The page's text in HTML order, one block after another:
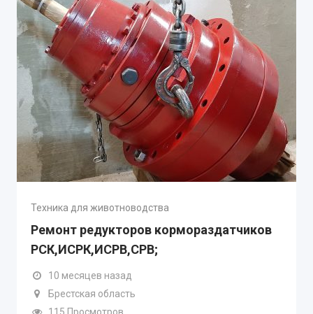
Техника для животноводства
Ремонт редукторов кормораздатчиков
РСК,ИСРК,ИСРВ,СРВ;
10 месяцев назад
Брестская область